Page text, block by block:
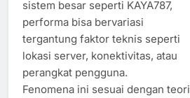
sistem besar seperti KAYA787,
performa bisa bervariasi
tergantung faktor teknis seperti
lokasi server, konektivitas, atau
perangkat pengguna.
Fenomena ini sesuai dengan teori